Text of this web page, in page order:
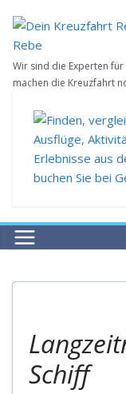
Inhalt
springen
Wir sind die Experten
machen die Kreuzfahrt
Schiff